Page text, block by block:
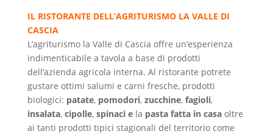
IL RISTORANTE DELL’AGRITURISMO LA VALLE DI
CASCIA
L’agriturismo la Valle di Cascia offre un’esperienza
indimenticabile a tavola a base di prodotti
dell’azienda agricola interna. Al ristorante potrete
gustare ottimi salumi e carni fresche, prodotti
biologici: patate, pomodori, zucchine, fagioli,
insalata, cipolle, spinaci e la pasta fatta in casaoltre
ai tanti prodotti tipici stagionali del territorio come